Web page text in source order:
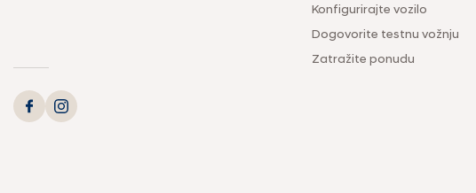
Konfigurirajte vozilo
Dogovorite testnu vožnju
Zatražite ponudu